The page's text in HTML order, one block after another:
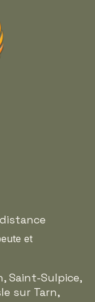
et
Saint-Sulpice,
sur Tarn,